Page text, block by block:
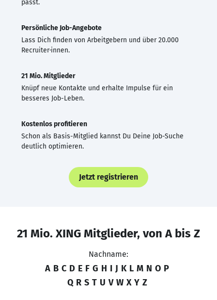
passt.
Persönliche Job-Angebote
Lass Dich finden von Arbeitgebern und über 20.000
Recruiter·innen.
21 Mio. Mitglieder
Knüpf neue Kontakte und erhalte Impulse für ein
besseres Job-Leben.
Kostenlos profitieren
Schon als Basis-Mitglied kannst Du Deine Job-Suche
deutlich optimieren.
Jetzt registrieren
21 Mio. XING Mitglieder, von A bis Z
Nachname:
A B C D E F G H I J K L M N O P
Q R S T U V W X Y Z